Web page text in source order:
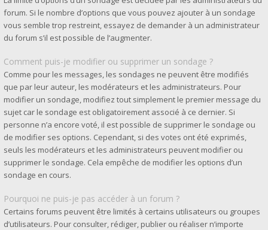
forum. Si le nombre d’options que vous pouvez ajouter à un sondage
vous semble trop restreint, essayez de demander à un administrateur
du forum s’il est possible de l’augmenter.
Comment puis-je modifier ou supprimer un sondage ?
Comme pour les messages, les sondages ne peuvent être modifiés
que par leur auteur, les modérateurs et les administrateurs. Pour
modifier un sondage, modifiez tout simplement le premier message du
sujet car le sondage est obligatoirement associé à ce dernier. Si
personne n’a encore voté, il est possible de supprimer le sondage ou
de modifier ses options. Cependant, si des votes ont été exprimés,
seuls les modérateurs et les administrateurs peuvent modifier ou
supprimer le sondage. Cela empêche de modifier les options d’un
sondage en cours.
Pourquoi ne puis-je pas accéder à un forum ?
Certains forums peuvent être limités à certains utilisateurs ou groupes
d’utilisateurs. Pour consulter, rédiger, publier ou réaliser n’importe